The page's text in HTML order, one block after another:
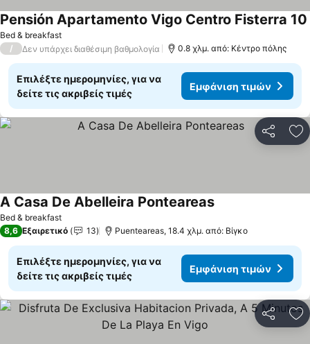
Bed & breakfast
Pensión Apartamento Vigo Centro Fisterra 10
/ Δεν υπάρχει διαθέσιμη βαθμολογία 0.8 χλμ. από: Κέντρο πόλης
Επιλέξτε ημερομηνίες, για να
δείτε τις ακριβείς τιμές
Εμφάνιση τιμών
Bed & breakfast
A Casa De Abelleira Ponteareas
8,6 Εξαιρετικό 13 Puenteareas, 18.4 χλμ. από: Βίγκο
Επιλέξτε ημερομηνίες, για να
δείτε τις ακριβείς τιμές
Εμφάνιση τιμών